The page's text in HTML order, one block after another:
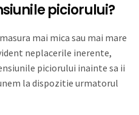
piciorului?
mai mica sau mai mare
neplacerile inerente,
piciorului inainte sa ii
la dispozitie urmatorul